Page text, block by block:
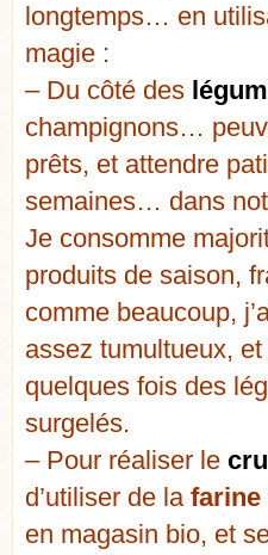
longtemps… en
magie :
– Du côté des
champignons…
prêts, et attendre
semaines… dans
Je consomme
produits de saison,
comme beaucoup,
assez tumultueux, et
quelques fois des
surgelés.
– Pour réaliser le
d’utiliser de la farine
en magasin bio, et